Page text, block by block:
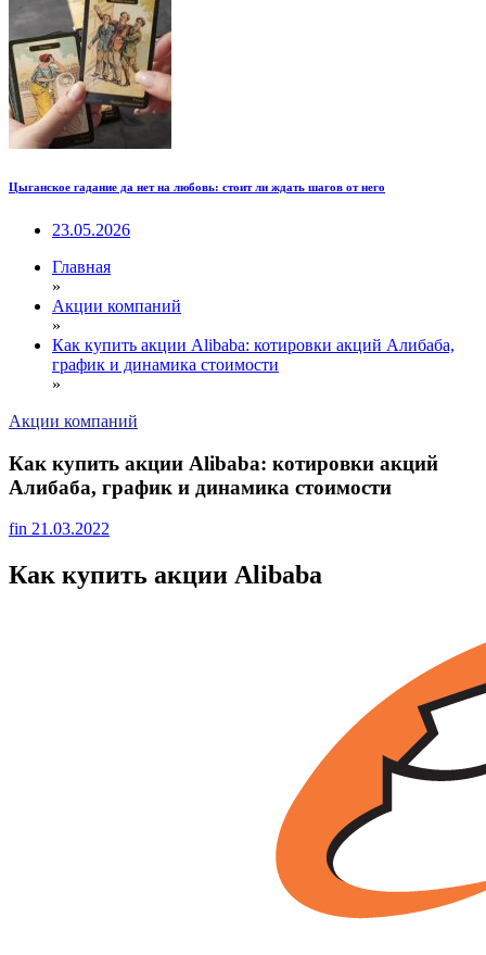
Цыганское гадание да нет на любовь: стоит ли ждать шагов от него
23.05.2026
Главная
»
Акции компаний
»
Как купить акции Alibaba: котировки акций Алибаба,
график и динамика стоимости
»
Акции компаний
Как купить акции Alibaba: котировки акций
Алибаба, график и динамика стоимости
fin 21.03.2022
Как купить акции Alibaba